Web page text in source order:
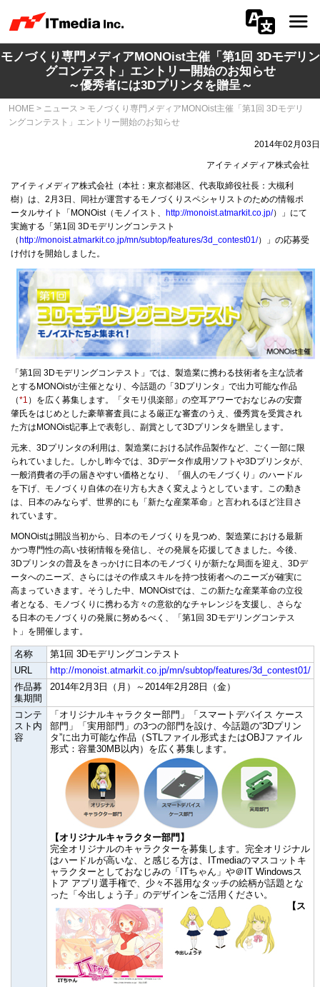
会社情報
IR
プライバシー
採用
メディア一覧
広告サービス
モノづくり専門メディアMONOist主催「第1回 3Dモデリン
グコンテスト」エントリー開始のお知らせ
～優秀者には3Dプリンタを贈呈～
HOME > ニュース > モノづくり専門メディアMONOist主催「第1回 3Dモデリ
ングコンテスト」エントリー開始のお知らせ
2014年02月03日
アイティメディア株式会社
アイティメディア株式会社（本社：東京都港区、代表取締役社長：大槻利
樹）は、2月3日、同社が運営するモノづくりスペシャリストのための情報ポ
ータルサイト「MONOist（モノイスト、 http://monoist.atmarkit.co.jp/）」にて
実施する「第1回 3Dモデリングコンテスト
（http://monoist.atmarkit.co.jp/mn/subtop/features/3d_contest01/）」の応募受
け付けを開始しました。
「第1回 3Dモデリングコンテスト」では、製造業に携わる技術者を主な読者
とするMONOistが主催となり、今話題の「3Dプリンタ」で出力可能な作品
（*1 ）を広く募集します。「タモリ倶楽部」の空耳アワーでおなじみの安齋
肇氏をはじめとした豪華審査員による厳正な審査のうえ、優秀賞を受賞され
た方はMONOist記事上で表彰し、副賞として3Dプリンタを贈呈します。
元来、3Dプリンタの利用は、製造業における試作品製作など、ごく一部に限
られていました。しかし昨今では、3Dデータ作成用ソフトや3Dプリンタが、
一般消費者の手の届きやすい価格となり、「個人のモノづくり」のハードル
を下げ、モノづくり自体の在り方も大きく変えようとしています。この動き
は、日本のみならず、世界的にも「新たな産業革命」と言われるほど注目さ
れています。
MONOistは開設当初から、日本のモノづくりを見つめ、製造業における最新
かつ専門性の高い技術情報を発信し、その発展を応援してきました。今後、
3Dプリンタの普及をきっかけに日本のモノづくりが新たな局面を迎え、3Dデ
ータへのニーズ、さらにはその作成スキルを持つ技術者へのニーズが確実に
高まっていきます。そうした中、MONOistでは、この新たな産業革命の立役
者となる、モノづくりに携わる方々の意欲的なチャレンジを支援し、さらな
る日本のモノづくりの発展に努めるべく、「第1回 3Dモデリングコンテス
ト」を開催します。
名称
第1回 3Dモデリングコンテスト
URL
http://monoist.atmarkit.co.jp/mn/subtop/features/3d_contest01/
作品募
集期間
2014年2月3日（月）～2014年2月28日（金）
コンテ
スト内
容
「オリジナルキャラクター部門」「スマートデバイス ケース
部門」「実用部門」の3つの部門を設け、今話題の“3Dプリン
タ”に出力可能な作品（STLファイル形式またはOBJファイル
形式：容量30MB以内）を広く募集します。
【オリジナルキャラクター部門】
完全オリジナルのキャラクターを募集します。完全オリジナル
はハードルが高いな、と感じる方は、ITmediaのマスコットキ
ャラクターとしておなじみの「ITちゃん」や＠IT Windowsス
トア アプリ選手権で、少々不器用なタッチの絵柄が話題とな
った「今出しょう子」のデザインをご活用ください。
【ス